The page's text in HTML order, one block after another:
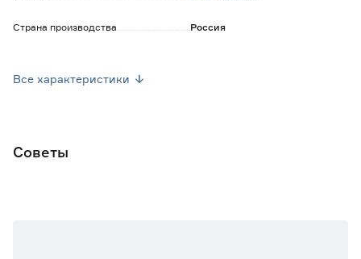
Страна производства Россия
Все характеристики
Советы